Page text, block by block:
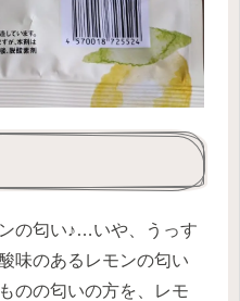
の匂い♪…いや、うっす
味のあるレモンの匂い
のの匂いの方を、レモ